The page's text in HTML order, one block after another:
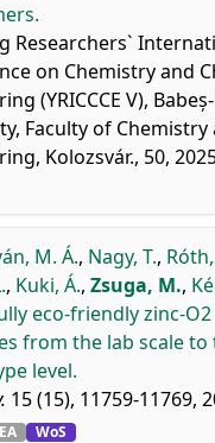
Researchers`
on Chemistry and
(YRICCCE V),
Faculty of Chemistry
Kolozsvár., 50,
M. Á., Nagy, T.,
, Kuki, Á., Zsuga, M.,
eco-friendly zinc-O2
from the lab scale to
level.
15 (15), 11759-11769,
WoS